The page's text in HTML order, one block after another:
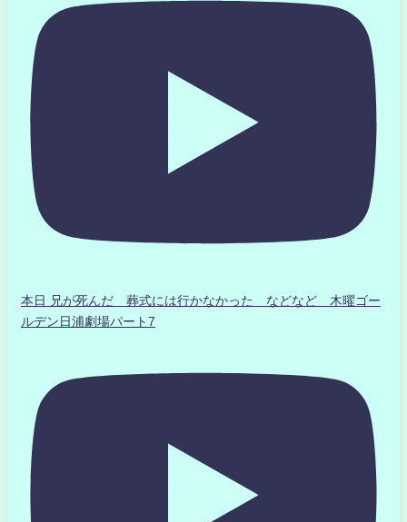
本日 兄が死んだ 葬式には行かなかった などなど 木曜ゴー
ルデン日浦劇場パート7